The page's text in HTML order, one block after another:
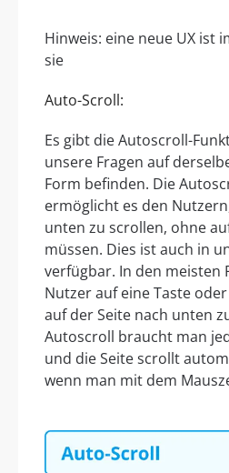
Hinweis: eine neue UX ist
sie
Auto-Scroll:
Es gibt die Autoscroll-
unsere Fragen auf
Form befinden. Die
ermöglicht es den
unten zu scrollen, ohne
müssen. Dies ist auch in
verfügbar. In den meisten
Nutzer auf eine Taste
auf der Seite nach unten
Autoscroll braucht man
und die Seite scrollt
wenn man mit dem